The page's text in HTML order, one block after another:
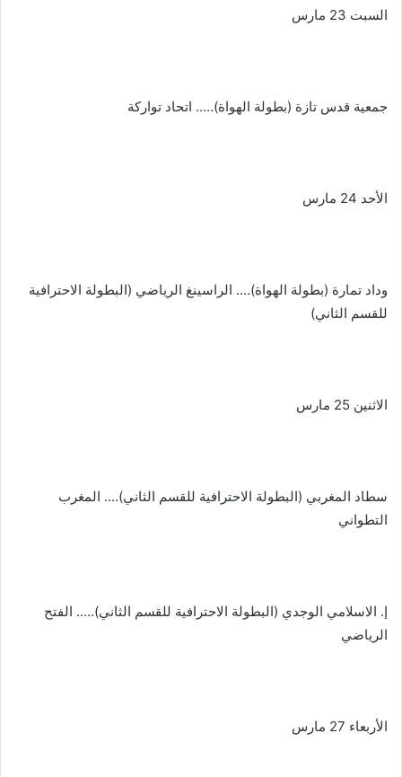
السبت 23 مارس
جمعية قدس تازة (بطولة الهواة)….. اتحاد تواركة
الأحد 24 مارس
وداد تمارة (بطولة الهواة)…. الراسينغ الرياضي (البطولة الاحترافية
للقسم الثاني)
الاثنين 25 مارس
سطاد المغربي (البطولة الاحترافية للقسم الثاني)…. المغرب
التطواني
إ. الاسلامي الوجدي (البطولة الاحترافية للقسم الثاني)….. الفتح
الرياضي
الأربعاء 27 مارس